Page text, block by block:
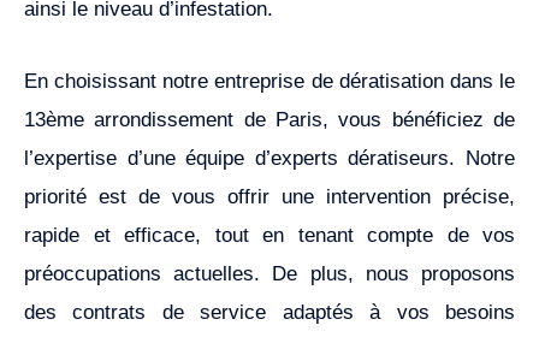
ainsi le niveau d’infestation.
En choisissant notre entreprise de dératisation dans le
13ème arrondissement de Paris, vous bénéficiez de
l’expertise d’une équipe d’experts dératiseurs. Notre
priorité est de vous offrir une intervention précise,
rapide et efficace, tout en tenant compte de vos
préoccupations actuelles. De plus, nous proposons
des contrats de service adaptés à vos besoins